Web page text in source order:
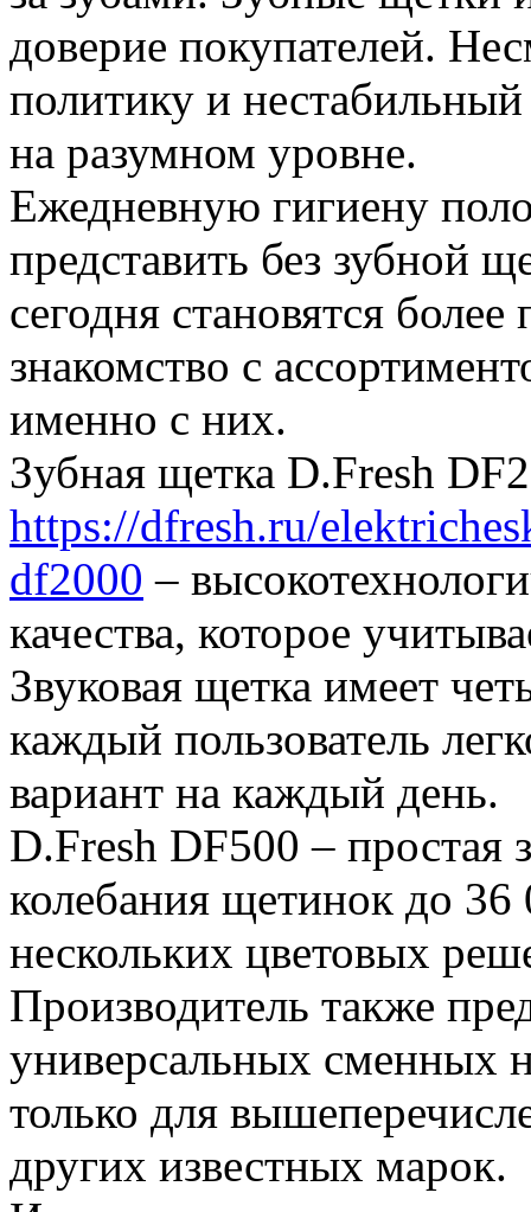
доверие покупателей.
политику и
на разумном уровне.
Ежедневную гигиену
представить без зубной
сегодня становятся
знакомство с
именно с них.
Зубная щетка D.Fresh
https://dfresh.ru/
df2000 –
качества, которое
Звуковая щетка имеет
каждый пользователь
вариант на каждый день.
D.Fresh DF500 – простая
колебания щетинок до
нескольких цветовых
Производитель также
универсальных сменных
только для
других известных марок.